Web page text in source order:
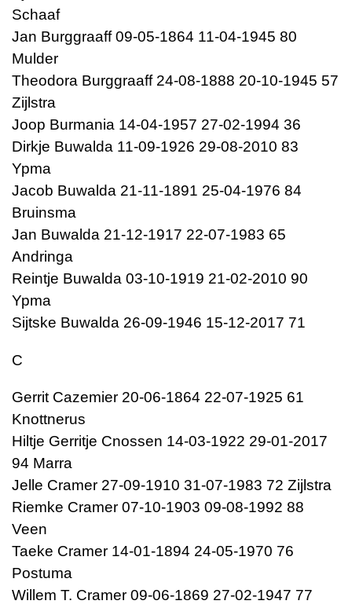
Schaaf
Jan Burggraaff 09-05-1864 11-04-1945 80
Mulder
Theodora Burggraaff 24-08-1888 20-10-1945 57
Zijlstra
Joop Burmania 14-04-1957 27-02-1994 36
Dirkje Buwalda 11-09-1926 29-08-2010 83
Ypma
Jacob Buwalda 21-11-1891 25-04-1976 84
Bruinsma
Jan Buwalda 21-12-1917 22-07-1983 65
Andringa
Reintje Buwalda 03-10-1919 21-02-2010 90
Ypma
Sijtske Buwalda 26-09-1946 15-12-2017 71
C
Gerrit Cazemier 20-06-1864 22-07-1925 61
Knottnerus
Hiltje Gerritje Cnossen 14-03-1922 29-01-2017
94 Marra
Jelle Cramer 27-09-1910 31-07-1983 72 Zijlstra
Riemke Cramer 07-10-1903 09-08-1992 88
Veen
Taeke Cramer 14-01-1894 24-05-1970 76
Postuma
Willem T. Cramer 09-06-1869 27-02-1947 77